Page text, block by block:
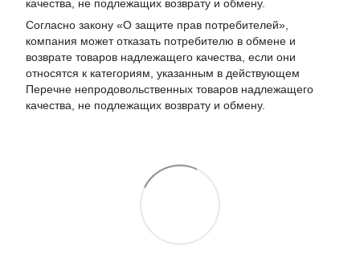
качества, не подлежащих возврату и обмену.
Согласно закону «О защите прав потребителей»,
компания может отказать потребителю в обмене и
возврате товаров надлежащего качества, если они
относятся к категориям, указанным в действующем
Перечне непродовольственных товаров надлежащего
качества, не подлежащих возврату и обмену.